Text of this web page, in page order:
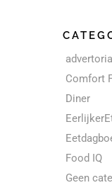
advertorial
Comfort
Diner
Food IQ
Geen